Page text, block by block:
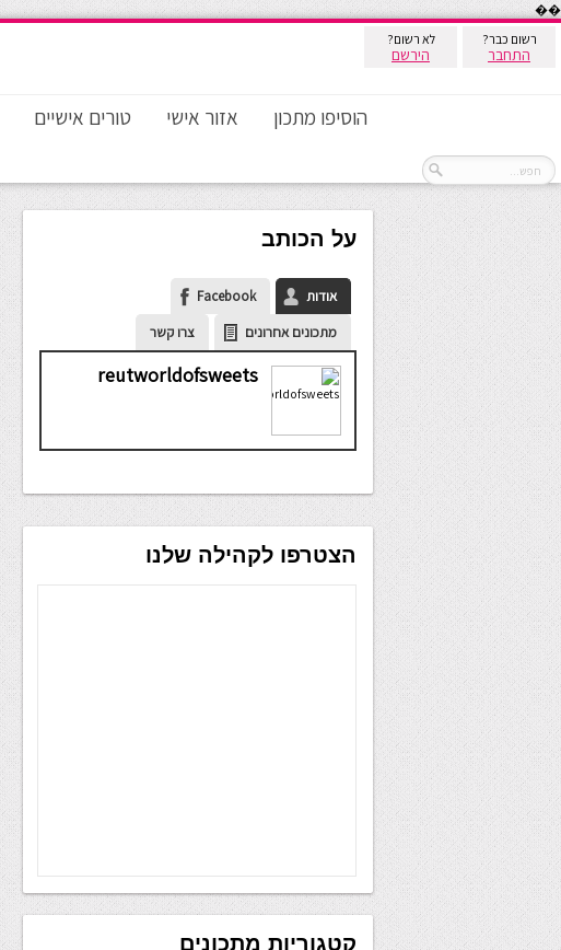
��
רשום כבר?
התחבר
לא רשום?
הירשם
הוסיפו מתכון אזור אישי טורים אישיים
על הכותב
אודות
Facebook
מתכונים אחרונים
צרו קשר
reutworldofsweets
הצטרפו לקהילה שלנו
קטגוריות מתכונים